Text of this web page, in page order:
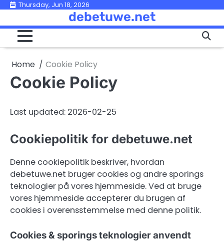
Skip
content
Thursday, Jun 18, 2026
debetuwe.net
Home Cookie Policy
Cookie Policy
Last updated: 2026-02-25
Cookiepolitik for debetuwe.net
Denne cookiepolitik beskriver, hvordan
debetuwe.net bruger cookies og andre sporings
teknologier på vores hjemmeside. Ved at bruge
vores hjemmeside accepterer du brugen af
cookies i overensstemmelse med denne politik.
Cookies & sporings teknologier anvendt